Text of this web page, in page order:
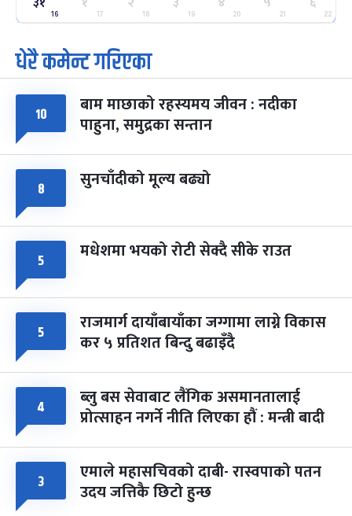
२५
मंगल फाल्गुन २५, २०८३ Mar 9, 2027
७
आइत
पूर्णिमा व्रत
चैत्र ७, २०८३-Mar 21, 2027
८ फागुपूर्णिमा
चैत्र ८, २०८३-Mar 22, 2027
७ महिना बाँकी
16 17 18 19 20 21 22
धेरै कमेन्ट गरिएका
१० बाम माछाको रहस्यमय जीवन : नदीका
पाहुना, समुद्रका सन्तान
८ सुनचाँदीको मूल्य बढ्यो
५ मधेशमा भयको रोटी सेक्दै सीके राउत
५ राजमार्ग दायाँबायाँका जग्गामा लाग्ने विकास
कर ५ प्रतिशत बिन्दु बढाइँदै
४ ब्लु बस सेवाबाट लैंगिक असमानतालाई
प्रोत्साहन नगर्ने नीति लिएका हौं : मन्त्री बादी
३ एमाले महासचिवको दाबी- रास्वपाको पतन
उदय जत्तिकै छिटो हुन्छ